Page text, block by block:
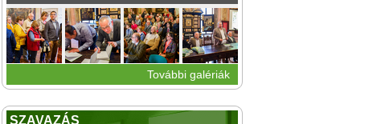
További galériák
SZAVAZÁS